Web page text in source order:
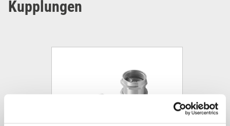
Kupplungen